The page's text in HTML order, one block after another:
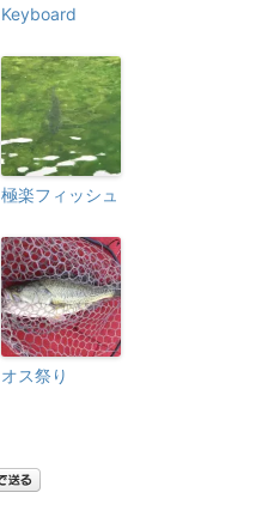
Keyboard
極楽フィッシュ
オス祭り